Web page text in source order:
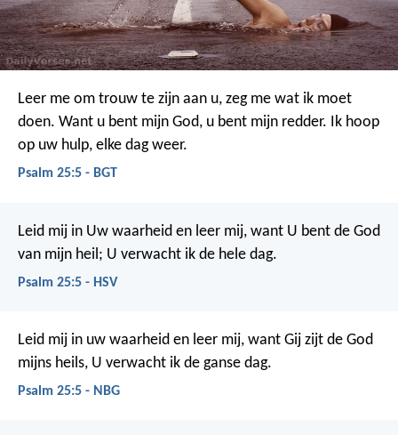
Leer me om trouw te zijn aan u, zeg me wat ik moet
doen. Want u bent mijn God, u bent mijn redder. Ik hoop
op uw hulp, elke dag weer.
Psalm 25:5 - BGT
Leid mij in Uw waarheid en leer mij, want U bent de God
van mijn heil; U verwacht ik de hele dag.
Psalm 25:5 - HSV
Leid mij in uw waarheid en leer mij, want Gij zijt de God
mijns heils, U verwacht ik de ganse dag.
Psalm 25:5 - NBG